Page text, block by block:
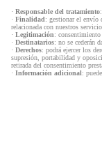
· Responsable del tratamiento
· Finalidad: gestionar el envío
relacionada con nuestros
· Legitimación: consentimiento
· Destinatarios: no se cederán
· Derechos: podrá ejercer los
supresión, portabilidad y
retirada del consentimiento
· Información adicional: